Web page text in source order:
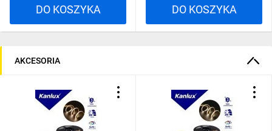
DO KOSZYKA DO KOSZYKA
AKCESORIA